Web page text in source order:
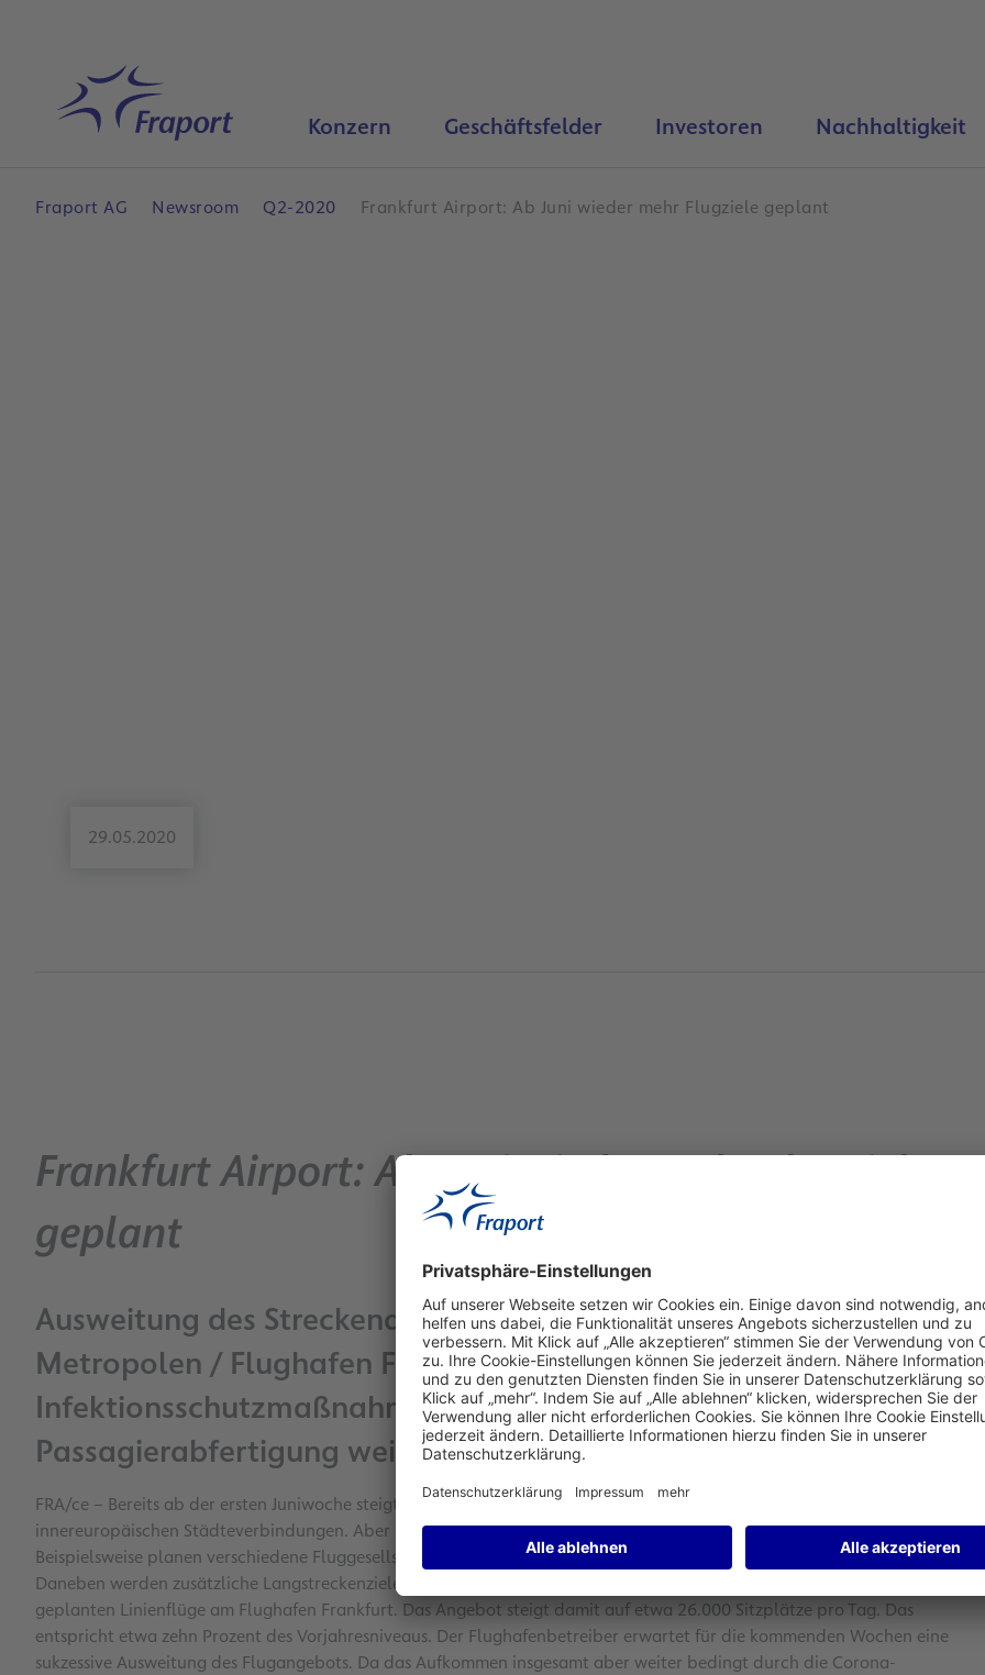
Startseite Konzern Geschäftsfelder Investoren Nachhaltigkeit
Fraport AG Newsroom Q2-2020 Frankfurt Airport: Ab Juni wieder mehr Flugziele geplant
29.05.2020
Frankfurt Airport: Ab Juni wieder mehr Flugziele
geplant
Ausweitung des Streckenangebots insbesondere zu europäischen
Metropolen / Flughafen Frankfurt mit umfangreichen
Infektionsschutzmaßnahmen auf Wiederanlauf vorbereitet /
Passagierabfertigung weiter im Terminal 1 konzentriert
FRA/ce – Bereits ab der ersten Juniwoche steigt das Flugangebot am Flughafen Frankfurt spürbar. Der Fokus liegt auf
innereuropäischen Städteverbindungen. Aber auch das Angebot zu klassischen Urlaubsregionen nimmt zu.
Beispielsweise planen verschiedene Fluggesellschaften wieder mehrere wöchentliche Verbindungen nach Mallorca (6).
Daneben werden zusätzliche Langstreckenziele angeflogen. Die Tabelle anbei gibt einen Überblick auf die aktuell
geplanten Linienflüge am Flughafen Frankfurt. Das Angebot steigt damit auf etwa 26.000 Sitzplätze pro Tag. Das
entspricht etwa zehn Prozent des Vorjahresniveaus. Der Flughafenbetreiber erwartet für die kommenden Wochen eine
sukzessive Ausweitung des Flugangebots. Da das Aufkommen insgesamt aber weiter bedingt durch die Corona-